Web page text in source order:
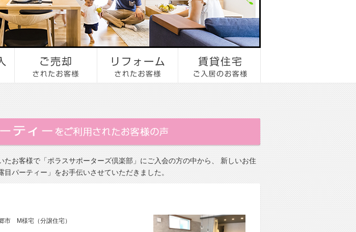
たお客様で「ポラスサポーターズ倶楽部」にご入会の方の中から、 新しいお住
パーティー」をお手伝いさせていただきました。
M様宅（分譲住宅）